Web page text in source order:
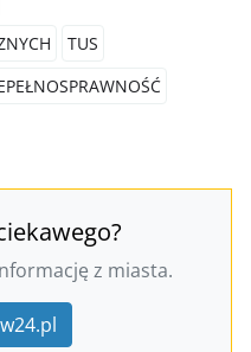
TUS
z miasta.